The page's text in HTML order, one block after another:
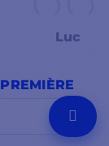
Luc
OK